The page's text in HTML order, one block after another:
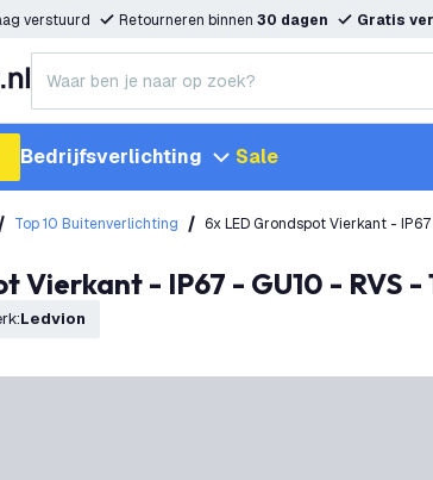
verstuurd Retourneren binnen 30 dagen Gratis
Bedrijfsverlichting Sale
Top 10 Buitenverlichting 6x LED Grondspot Vierkant -
Vierkant - IP67 - GU10 - RVS
: Ledvion